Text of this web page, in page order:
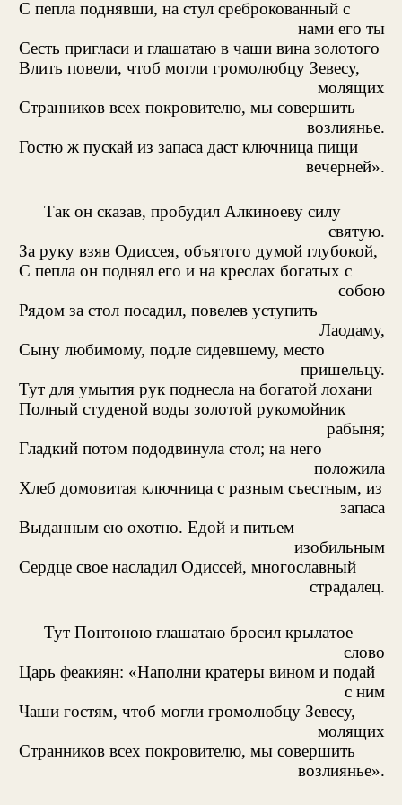
С пепла поднявши, на стул среброкованный с
нами его ты
Сесть пригласи и глашатаю в чаши вина золотого
Влить повели, чтоб могли громолюбцу Зевесу,
молящих
Странников всех покровителю, мы совершить
возлиянье.
Гостю ж пускай из запаса даст ключница пищи
вечерней».
Так он сказав, пробудил Алкиноеву силу
святую.
За руку взяв Одиссея, объятого думой глубокой,
С пепла он поднял его и на креслах богатых с
собою
Рядом за стол посадил, повелев уступить
Лаодаму,
Сыну любимому, подле сидевшему, место
пришельцу.
Тут для умытия рук поднесла на богатой лохани
Полный студеной воды золотой рукомойник
рабыня;
Гладкий потом пододвинула стол; на него
положила
Хлеб домовитая ключница с разным съестным, из
запаса
Выданным ею охотно. Едой и питьем
изобильным
Сердце свое насладил Одиссей, многославный
страдалец.
Тут Понтоною глашатаю бросил крылатое
слово
Царь феакиян: «Наполни кратеры вином и подай
с ним
Чаши гостям, чтоб могли громолюбцу Зевесу,
молящих
Странников всех покровителю, мы совершить
возлиянье».